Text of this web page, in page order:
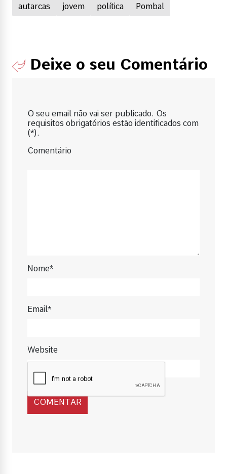
autarcas jovem política Pombal
Deixe o seu Comentário
O seu email não vai ser publicado. Os
requisitos obrigatórios estão identificados com
(*).
Comentário
Nome*
Email*
Website